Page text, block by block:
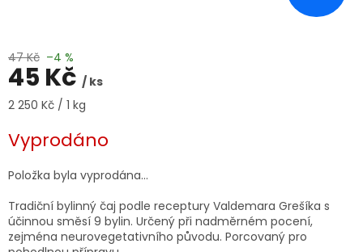
47 Kč –4 %
45 Kč / ks
Měrná
2 250 Kč / 1 kg
Vyprodáno
Položka byla vyprodána…
Tradiční bylinný čaj podle receptury Valdemara Grešíka s
účinnou směsí 9 bylin. Určený při nadměrném pocení,
zejména neurovegetativního původu. Porcovaný pro